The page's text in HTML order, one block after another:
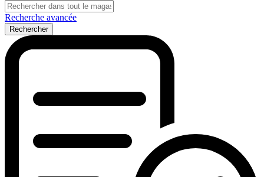
Recherche avancée
Rechercher